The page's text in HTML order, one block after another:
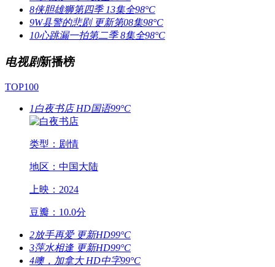
8侠胆雄狮第四季 13集全98°C
9W县警的悲剧 更新第08集98°C
10心跳漏一拍第二季 8集全98°C
电视剧新播榜
TOP100
1白夜书店 HD国语99°C
类型：剧情
地区：中国大陆
上映：2024
豆瓣：10.0分
2放手再爱 更新HD99°C
3萍水相逢 更新HD99°C
4噢，加拿大 HD中字99°C